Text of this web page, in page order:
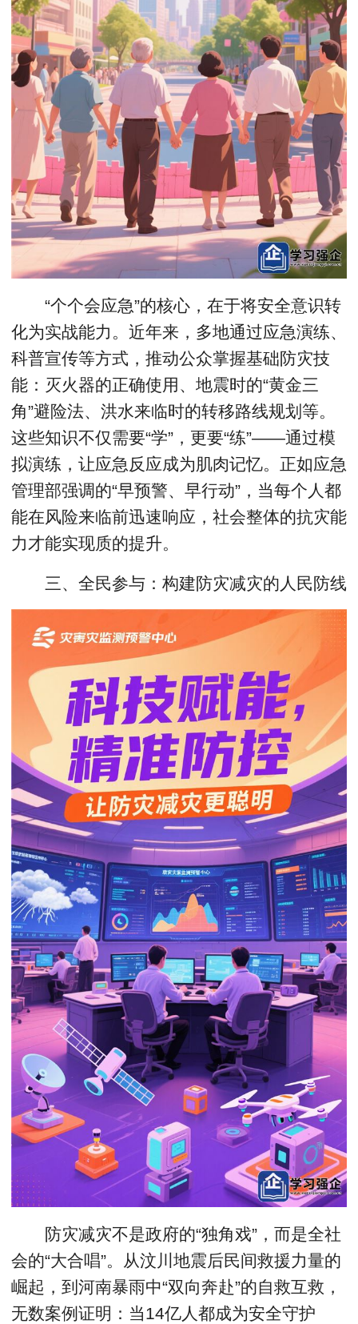
“个个会应急”的核心，在于将安全意识转
化为实战能力。近年来，多地通过应急演练、
科普宣传等方式，推动公众掌握基础防灾技
能：灭火器的正确使用、地震时的“黄金三
角”避险法、洪水来临时的转移路线规划等。
这些知识不仅需要“学”，更要“练”——通过模
拟演练，让应急反应成为肌肉记忆。正如应急
管理部强调的“早预警、早行动”，当每个人都
能在风险来临前迅速响应，社会整体的抗灾能
力才能实现质的提升。
三、全民参与：构建防灾减灾的人民防线
防灾减灾不是政府的“独角戏”，而是全社
会的“大合唱”。从汶川地震后民间救援力量的
崛起，到河南暴雨中“双向奔赴”的自救互救，
无数案例证明：当14亿人都成为安全守护